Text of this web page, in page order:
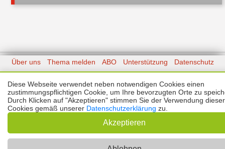
Kontakt
Über uns Thema melden ABO Unterstützung
Datenschutz
Impressum
🌙 Dark Mode
Copyright © 2026 |Prinzmediaconcept.de
Diese Webseite verwendet neben notwendigen Cookies einen
zustimmungspflichtigen Cookie, um Ihre bevorzugten Orte zu
Durch Klicken auf "Akzeptieren" stimmen Sie der Verwendung dieser
Cookies gemäß unserer Datenschutzerklärung zu.
Akzeptieren